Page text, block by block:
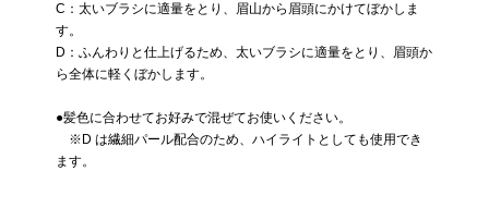
C：太いブラシに適量をとり、眉山から眉頭にかけてぼかしま
す。
D：ふんわりと仕上げるため、太いブラシに適量をとり、眉頭か
ら全体に軽くぼかします。
●髪色に合わせてお好みで混ぜてお使いください。
※D は繊細パール配合のため、ハイライトとしても使用でき
ます。